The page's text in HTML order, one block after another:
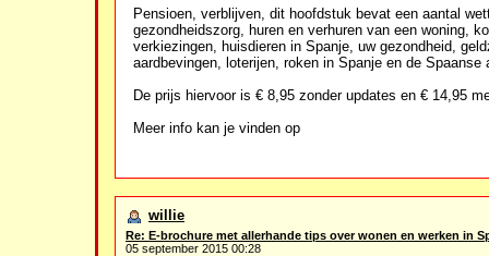
Pensioen, verblijven, dit hoofdstuk bevat een aantal
gezondheidszorg, huren en verhuren van een woning,
verkiezingen, huisdieren in Spanje, uw gezondheid,
aardbevingen, loterijen, roken in Spanje en de Spaanse
De prijs hiervoor is € 8,95 zonder updates en € 14,95
Meer info kan je vinden op
willie
Re: E-brochure met allerhande tips over wonen en werken in
05 september 2015 00:28